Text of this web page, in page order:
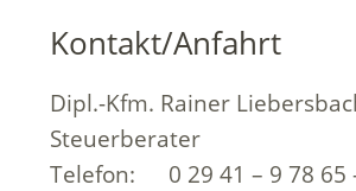
Kontakt/Anfahrt
Dipl.-Kfm. Rainer
Steuerberater
Telefon:
0 29 41 – 9 78 65